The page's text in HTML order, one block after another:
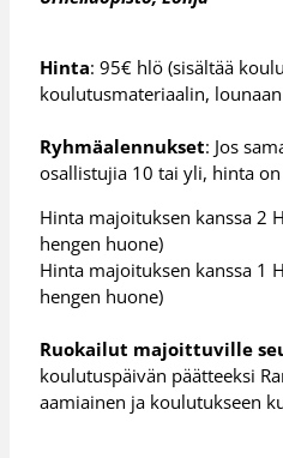
Hinta: 95€ hlö (sisältää
koulutusmateriaalin,
Ryhmäalennukset: Jos
osallistujia 10 tai yli, hinta
Hinta majoituksen kanssa 2
hengen huone)
Hinta majoituksen kanssa 1
hengen huone)
Ruokailut majoittuville
koulutuspäivän päätteeksi
aamiainen ja koulutukseen